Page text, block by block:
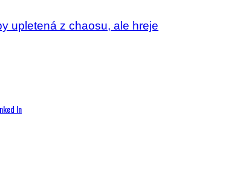
upletená z chaosu, ale hreje
In